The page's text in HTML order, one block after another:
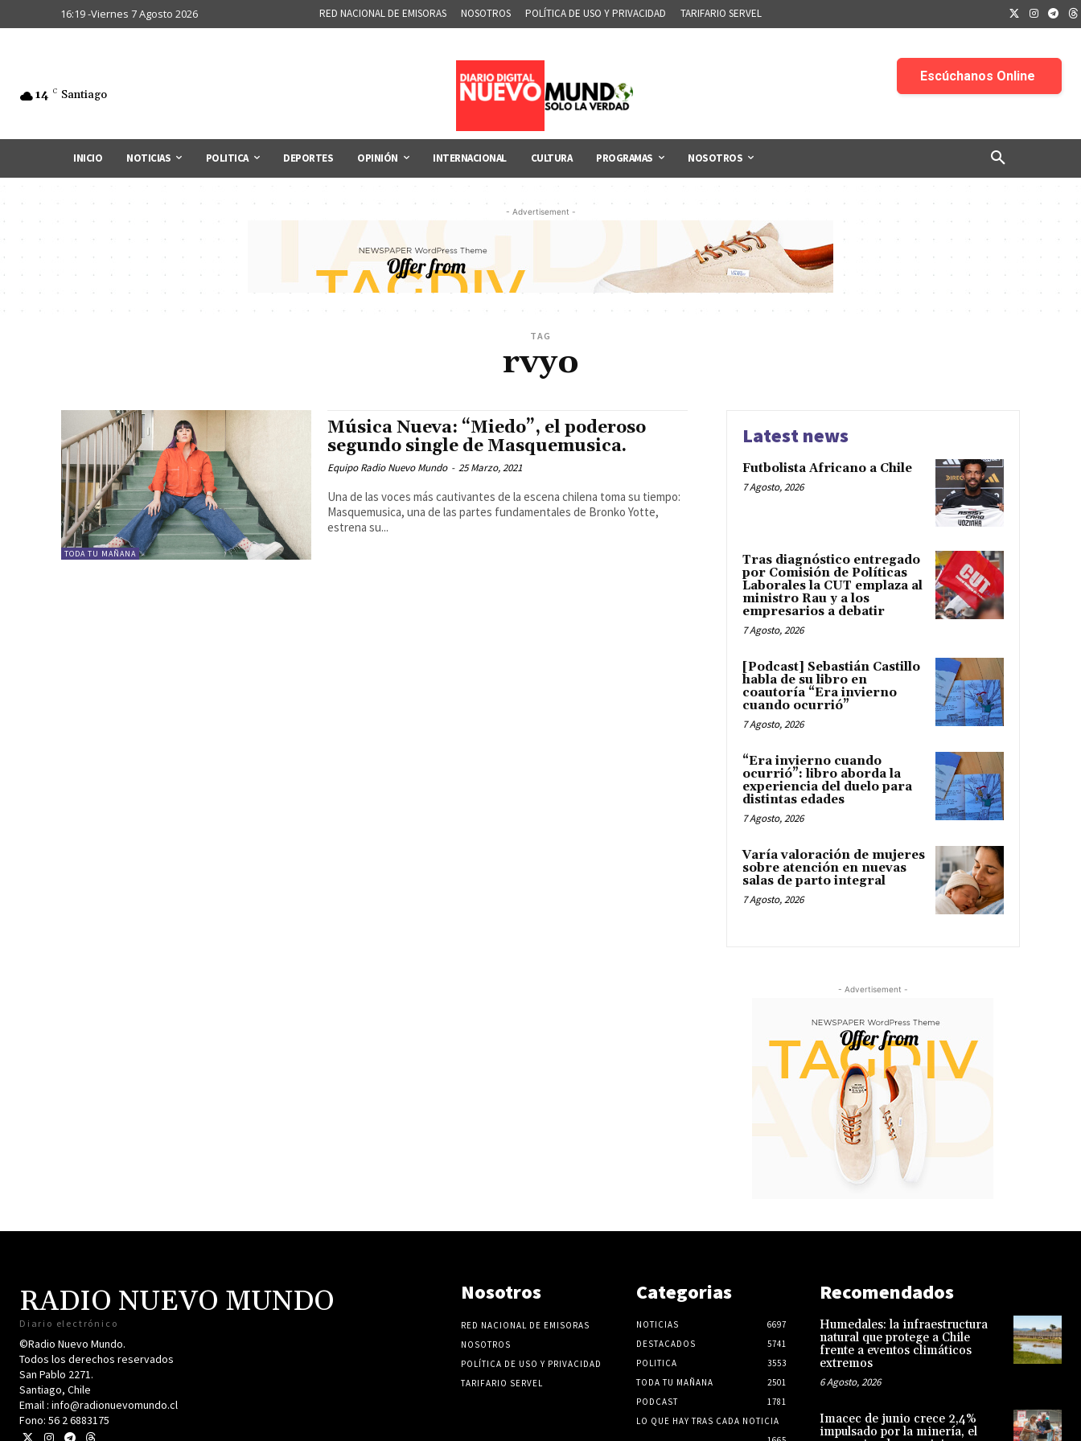
16:19 -Viernes 7 Agosto 2026 RED NACIONAL DE EMISORAS NOSOTROS POLÍTICA DE USO Y PRIVACIDAD TARIFARIO SERVEL
14 C Santiago
INICIO NOTICIAS POLITICA DEPORTES OPINIÓN INTERNACIONAL CULTURA PROGRAMAS NOSOTROS
- Advertisement -
TAG
rvyo
TODA TU MAÑANA
Música Nueva: “Miedo”, el poderoso
segundo single de Masquemusica.
Equipo Radio Nuevo Mundo - 25 Marzo, 2021
Una de las voces más cautivantes de la escena chilena toma su tiempo:
Masquemusica, una de las partes fundamentales de Bronko Yotte,
estrena su...
Latest news
Futbolista Africano a Chile
7 Agosto, 2026
Tras diagnóstico entregado
por Comisión de Políticas
Laborales la CUT emplaza al
ministro Rau y a los
empresarios a debatir
7 Agosto, 2026
[Podcast] Sebastián Castillo
habla de su libro en
coautoría “Era invierno
cuando ocurrió”
7 Agosto, 2026
“Era invierno cuando
ocurrió”: libro aborda la
experiencia del duelo para
distintas edades
7 Agosto, 2026
Varía valoración de mujeres
sobre atención en nuevas
salas de parto integral
7 Agosto, 2026
- Advertisement -
RADIO NUEVO MUNDO
Diario electrónico
©Radio Nuevo Mundo.
Todos los derechos reservados
San Pablo 2271.
Santiago, Chile
Email : info@radionuevomundo.cl
Fono: 56 2 6883175
Nosotros
RED NACIONAL DE EMISORAS
NOSOTROS
POLÍTICA DE USO Y PRIVACIDAD
TARIFARIO SERVEL
Categorias
NOTICIAS
6697
DESTACADOS
5741
POLITICA
3553
TODA TU MAÑANA
2501
PODCAST
1781
LO QUE HAY TRAS CADA NOTICIA
Recomendados
Humedales: la infraestructura
natural que protege a Chile
frente a eventos climáticos
extremos
6 Agosto, 2026
Imacec de junio crece 2,4%
impulsado por la minería, el